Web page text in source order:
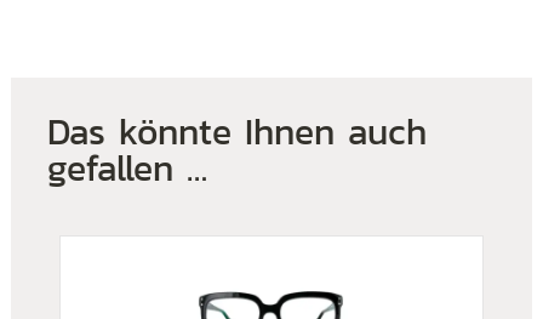
Das könnte Ihnen auch
gefallen …